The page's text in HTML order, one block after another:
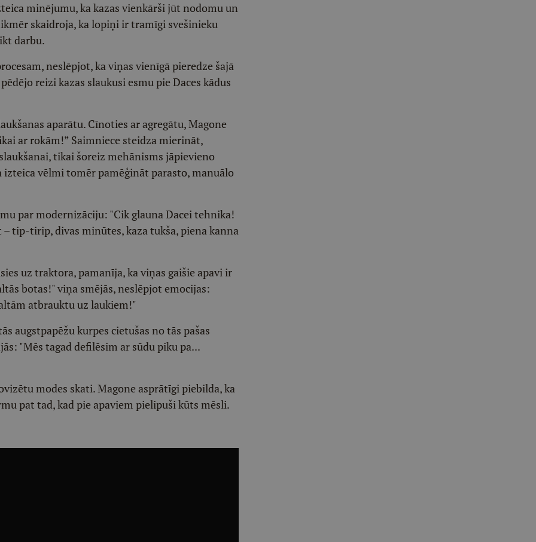
minējumu, ka kazas vienkārši jūt nodomu un
skaidroja, ka lopiņi ir tramīgi svešinieku
darbu.
neslēpjot, ka viņas vienīgā pieredze šajā
reizi kazas slaukusi esmu pie Daces kādus
aparātu. Cīnoties ar agregātu, Magone
ar rokām!” Saimniece steidza mierināt,
tikai šoreiz mehānisms jāpievieno
vēlmi tomēr pamēģināt parasto, manuālo
par modernizāciju: "Cik glauna Dacei tehnika!
tip-tirip, divas minūtes, kaza tukša, piena kanna
uz traktora, pamanīja, ka viņas gaišie apavi ir
botas!" viņa smējās, neslēpjot emocijas:
atbrauktu uz laukiem!"
augstpapēžu kurpes cietušas no tās pašas
"Mēs tagad defilēsim ar sūdu piku pa...
modes skati. Magone asprātīgi piebilda, ka
pat tad, kad pie apaviem pielipuši kūts mēsli.